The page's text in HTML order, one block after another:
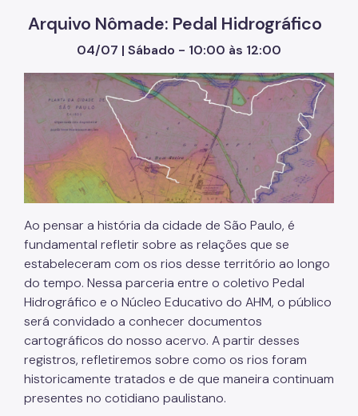
Arquivo Nômade: Pedal Hidrográfico
04/07 | Sábado - 10:00 às 12:00
Ao pensar a história da cidade de São Paulo, é
fundamental refletir sobre as relações que se
estabeleceram com os rios desse território ao longo
do tempo. Nessa parceria entre o coletivo Pedal
Hidrográfico e o Núcleo Educativo do AHM, o público
será convidado a conhecer documentos
cartográficos do nosso acervo. A partir desses
registros, refletiremos sobre como os rios foram
historicamente tratados e de que maneira continuam
presentes no cotidiano paulistano.